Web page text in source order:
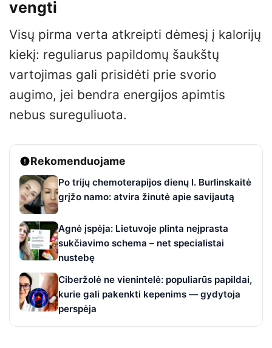
vengti
Visų pirma verta atkreipti dėmesį į kalorijų
kiekį: reguliarus papildomų šaukštų
vartojimas gali prisidėti prie svorio
augimo, jei bendra energijos apimtis
nebus sureguliuota.
Rekomenduojame
Po trijų chemoterapijos dienų I. Burlinskaitė
grįžo namo: atvira žinutė apie savijautą
Agnė įspėja: Lietuvoje plinta neįprasta
sukčiavimo schema – net specialistai
nustebę
Ciberžolė ne vienintelė: populiarūs papildai,
kurie gali pakenkti kepenims — gydytoja
perspėja